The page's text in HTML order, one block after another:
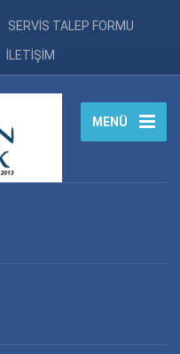
SERVİS TALEP FORMU
İLETİŞİM
MENÜ